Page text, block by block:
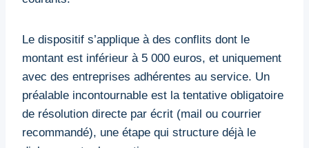
Le dispositif s’applique à des conflits dont le
montant est inférieur à 5 000 euros, et uniquement
avec des entreprises adhérentes au service. Un
préalable incontournable est la tentative obligatoire
de résolution directe par écrit (mail ou courrier
recommandé), une étape qui structure déjà le